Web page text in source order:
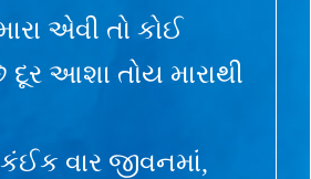
એવી તો કોઈ
દૂર આશા તોય મારાથી
કંઈક વાર જીવનમાં,